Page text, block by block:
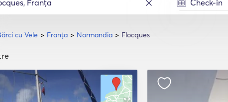
cu Vele Franţa Normandia Flocques